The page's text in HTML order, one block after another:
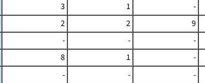
3 1 -
2 2 9
- - -
8 1 -
- - -